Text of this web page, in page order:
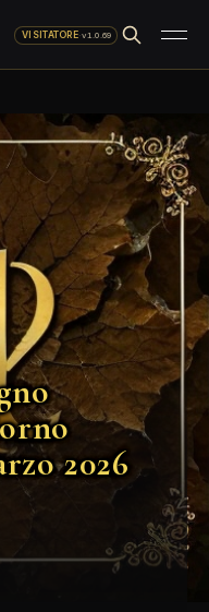
VISITATORE·v1.0.69
2026